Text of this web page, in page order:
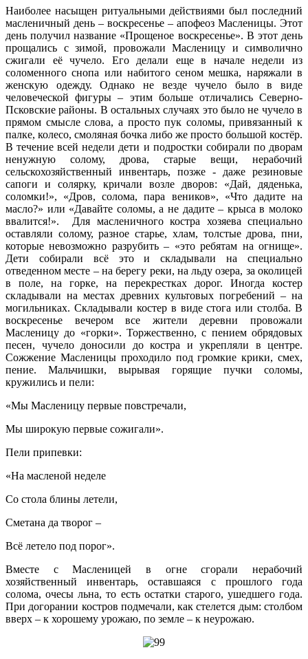
Наиболее насыщен ритуальными действиями был последний
масленичный день – воскресенье – апофеоз Масленицы. Этот
день получил название «Прощеное воскресенье». В этот день
прощались с зимой, провожали Масленицу и символично
сжигали её чучело. Его делали еще в начале недели из
соломенного снопа или набитого сеном мешка, наряжали в
женскую одежду. Однако не везде чучело было в виде
человеческой фигуры – этим больше отличались Северно-
Псковские районы. В остальных случаях это было не чучело в
прямом смысле слова, а просто пук соломы, привязанный к
палке, колесо, смоляная бочка либо же просто большой костёр.
В течение всей недели дети и подростки собирали по дворам
ненужную солому, дрова, старые вещи, нерабочий
сельскохозяйственный инвентарь, позже - даже резиновые
сапоги и солярку, кричали возле дворов: «Дай, дяденька,
соломки!», «Дров, солома, пара веников», «Что дадите на
масло?» или «Давайте соломы, а не дадите – крыса в молоко
ввалится!». Для масленичного костра хозяева специально
оставляли солому, разное старье, хлам, толстые дрова, пни,
которые невозможно разрубить – «это ребятам на огнище».
Дети собирали всё это и складывали на специально
отведенном месте – на берегу реки, на льду озера, за околицей
в поле, на горке, на перекрестках дорог. Иногда костер
складывали на местах древних культовых погребений – на
могильниках. Складывали костер в виде стога или столба. В
воскресенье вечером все жители деревни провожали
Масленицу до «горки». Торжественно, с пением обрядовых
песен, чучело доносили до костра и укрепляли в центре.
Сожжение Масленицы проходило под громкие крики, смех,
пение. Мальчишки, вырывая горящие пучки соломы,
кружились и пели:
«Мы Масленицу первые повстречали,
Мы широкую первые сожигали».
Пели припевки:
«На масленой неделе
Со стола блины летели,
Сметана да творог –
Всё летело под порог».
Вместе с Масленицей в огне сгорали нерабочий
хозяйственный инвентарь, оставшаяся с прошлого года
солома, очесы льна, то есть остатки старого, ушедшего года.
При догорании костров подмечали, как стелется дым: столбом
вверх – к хорошему урожаю, по земле – к неурожаю.